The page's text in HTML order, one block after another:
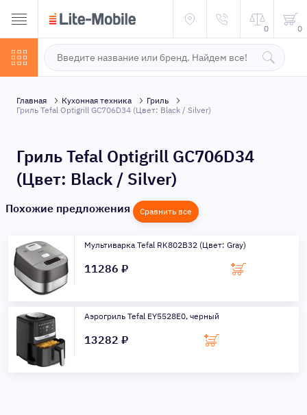
0 0
Главная Кухонная техника
Гриль
Гриль Tefal Optigrill GC706D34 (Цвет: Black / Silver)
Гриль Tefal Optigrill GC706D34
(Цвет: Black / Silver)
Похожие предложения Сравнить все
Мультиварка Tefal RK802B32 (Цвет: Gray)
11286 ₽
Аэрогриль Tefal EY5528E0, черный
13282 ₽